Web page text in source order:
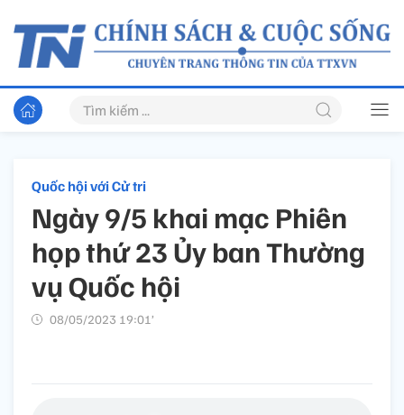
Quốc hội với Cử tri
Ngày 9/5 khai mạc Phiên
họp thứ 23 Ủy ban Thường
vụ Quốc hội
08/05/2023 19:01’